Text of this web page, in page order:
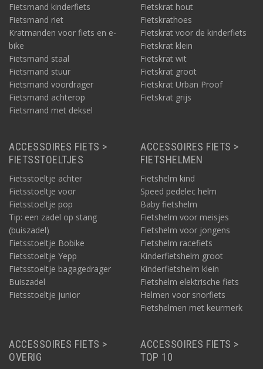
Fietsmand kinderfiets
Fietsmand riet
Kratmanden voor fiets en e-
bike
Fietsmand staal
Fietsmand stuur
Fietsmand voordrager
Fietsmand achterop
Fietsmand met deksel
Fietskrat hout
Fietskrathoes
Fietskrat voor de kinderfiets
Fietskrat klein
Fietskrat wit
Fietskrat groot
Fietskrat Urban Proof
Fietskrat grijs
ACCESSOIRES FIETS >
FIETSSTOELTJES
Fietsstoeltje achter
Fietsstoeltje voor
Fietsstoeltje pop
Tip: een zadel op stang
(buiszadel)
Fietsstoeltje Bobike
Fietsstoeltje Yepp
Fietsstoeltje bagagedrager
Buiszadel
Fietsstoeltje junior
ACCESSOIRES FIETS >
FIETSHELMEN
Fietshelm kind
Speed pedelec helm
Baby fietshelm
Fietshelm voor meisjes
Fietshelm voor jongens
Fietshelm racefiets
Kinderfietshelm groot
Kinderfietshelm klein
Fietshelm elektrische fiets
Helmen voor snorfiets
Fietshelmen met keurmerk
ACCESSOIRES FIETS >
OVERIG
ACCESSOIRES FIETS >
TOP 10